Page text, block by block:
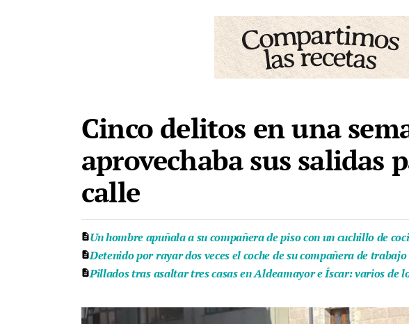
Cinco delitos en una
aprovechaba sus salidas
calle
Un hombre apuñala a su compañera de piso con un cuchillo de
Detenido por rayar dos veces el coche de su compañera de
Pillados tras asaltar tres casas en Aldeamayor e Íscar: varios de